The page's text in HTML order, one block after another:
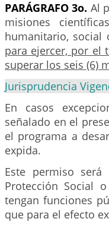
PARÁGRAFO 3o. Al
misiones
humanitario, social
para ejercer, por el
superar los seis (6)
Jurisprudencia
En casos
señalado en el
el programa a
expida.
Este permiso
Protección Social
tengan funciones
que para el efecto